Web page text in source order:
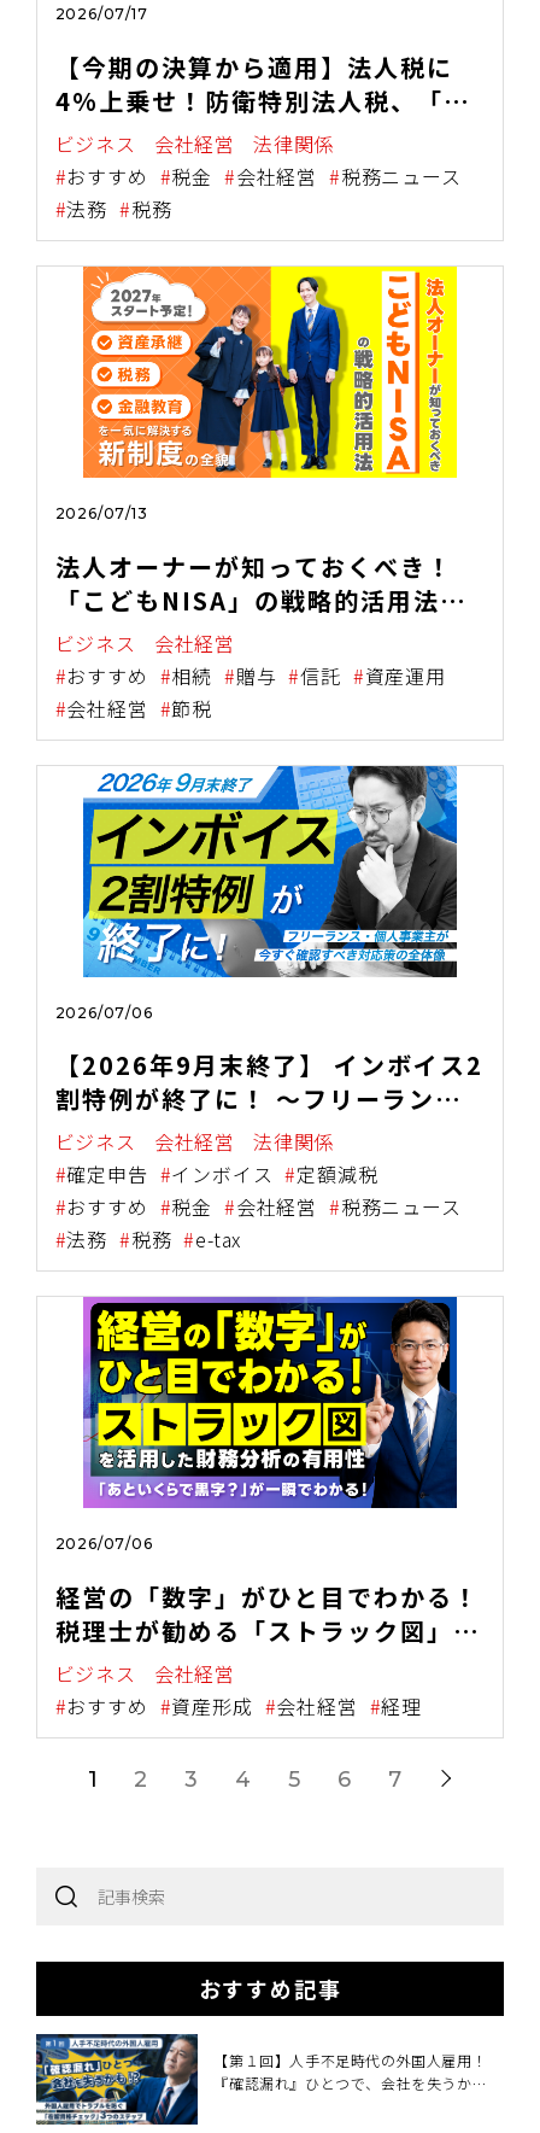
2026/07/17
【今期の決算から適用】法人税に
4%上乗せ！防衛特別法人税、「う
ちは関係ない」が一番危ない！
ビジネス 会社経営
法律関係
おすすめ
税金 会社経営
税務ニュース
法務
税務
2026/07/13
法人オーナーが知っておくべき！
「こどもNISA」の戦略的活用法
【資産承継・税務・金融教育を一気
に解決する新制度の全貌】
ビジネス
会社経営
おすすめ
相続 贈与 信託
資産運用
会社経営
節税
2026/07/06
【2026年9月末終了】 インボイス2
割特例が終了に！ ～フリーラン
ス・個人事業主が今すぐ確認すべき
対応策の全体像～
ビジネス 会社経営
法律関係
確定申告
インボイス
定額減税
おすすめ
税金 会社経営
税務ニュース
法務
税務 e-tax
2026/07/06
経営の「数字」がひと目でわかる！
税理士が勧める「ストラック図」を
活用した財務分析の有用性
ビジネス
会社経営
おすすめ
資産形成 会社経営 経理
1 2 3 4 5 6 7
おすすめ記事
【第１回】人手不足時代の外国人雇用！
『確認漏れ』ひとつで、会社を失うか